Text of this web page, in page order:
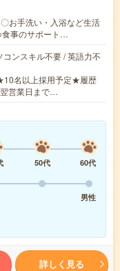
お手洗い・入浴など生活
食事のサポート…
ンスキル不要 / 英語力不
名以上採用予定★履歴
営業日まで…
50代
60代
男性
詳しく見る